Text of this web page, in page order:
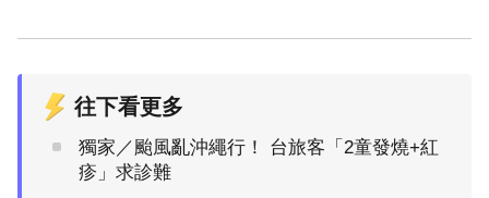
往下看更多
獨家／颱風亂沖繩行！ 台旅客「2童發燒+紅
疹」求診難